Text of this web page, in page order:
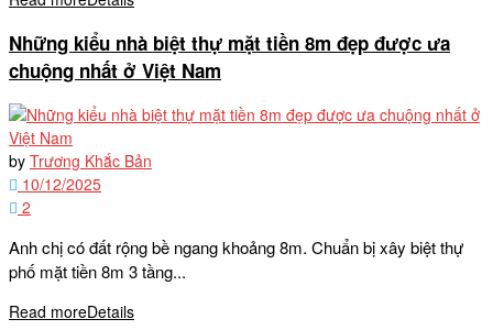
Những kiểu nhà biệt thự mặt tiền 8m đẹp được ưa
chuộng nhất ở Việt Nam
by Trương Khắc Bản
10/12/2025
2
Anh chị có đất rộng bề ngang khoảng 8m. Chuẩn bị xây biệt thự
phố mặt tiền 8m 3 tầng...
Read moreDetails